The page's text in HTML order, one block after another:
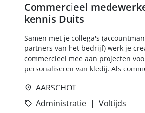
Commercieel
kennis Duits
Samen met je collega's
partners van het bedrijf) werk je
commercieel mee aan projecten
personaliseren van kledij. Als
AARSCHOT
Administratie
Voltijds